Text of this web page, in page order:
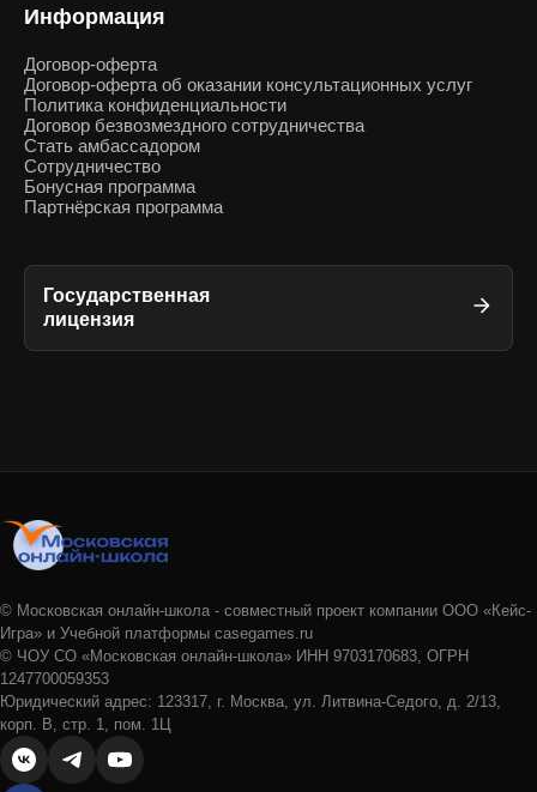
Информация
Договор-оферта
Договор-оферта об оказании консультационных услуг
Политика конфиденциальности
Договор безвозмездного сотрудничества
Стать амбассадором
Сотрудничество
Бонусная программа
Партнёрская программа
Государственная
лицензия
© Московская онлайн-школа - совместный проект компании ООО «Кейс-
Игра» и Учебной платформы casegames.ru
© ЧОУ СО «Московская онлайн-школа» ИНН 9703170683, ОГРН
1247700059353
Юридический адрес: 123317, г. Москва, ул. Литвина-Седого, д. 2/13,
корп. В, стр. 1, пом. 1Ц